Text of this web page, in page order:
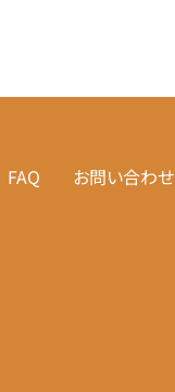
FAQ
お問い合わせ